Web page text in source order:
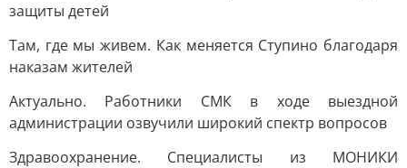
защиты детей
Там, где мы живем. Как меняется Ступино благодаря
наказам жителей
Актуально. Работники СМК в ходе выездной
администрации озвучили широкий спектр вопросов
Здравоохранение. Специалисты из МОНИКИ